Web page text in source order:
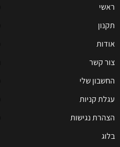
ראשי
תקנון
אודות
צור קשר
החשבון שלי
עגלת קניות
הצהרת נגישות
בלוג